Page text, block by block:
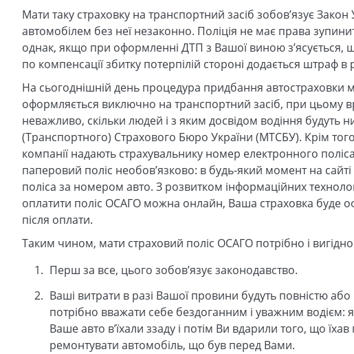
Мати таку страховку на транспортний засіб зобов’язує
автомобілем без неї незаконно. Поліція не має права
однак, якщо при оформленні ДТП з Вашої виною
по компенсації збитку потерпілій стороні додається штраф в
На сьогоднішній день процедура придбання автостраховки
оформляється виключно на транспортний засіб, при цьому
неважливо, скільки людей і з яким досвідом водіння будуть
(Транспортного) Страхового Бюро України (МТСБУ). Крім
компанії надають страхувальнику номер електронного
паперовий поліс необов’язково: в будь-який момент на
поліса за номером авто. З розвитком інформаційних
оплатити поліс ОСАГО можна онлайн, Ваша страховка буде
після оплати.
Таким чином, мати страховий поліс ОСАГО потрібно і
Перш за все, цього зобов’язує законодавство.
Ваші витрати в разі Вашої провини будуть повністю
потрібно вважати себе бездоганним і уважним
Ваше авто в’їхали ззаду і потім Ви вдарили того, що
ремонтувати автомобіль, що був перед Вами.